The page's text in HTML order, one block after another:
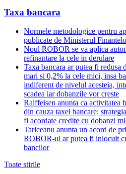
Taxa bancara
Normele metodologice pentru
publicate de Ministerul
Noul ROBOR se va aplica
refinantare la cele in derulare
Taxa bancara ar putea fi redusa
mari si 0,2% la cele mici, insa
indiferent de nivelul acesteia,
scadea iar dobanzile vor creste
Raiffeisen anunta ca activitatea
din cauza taxei bancare;
fi acordate credite cu dobanzi
Tariceanu anunta un acord de
ROBOR-ul ar putea fi inlocuit
bancilor
Toate stirile